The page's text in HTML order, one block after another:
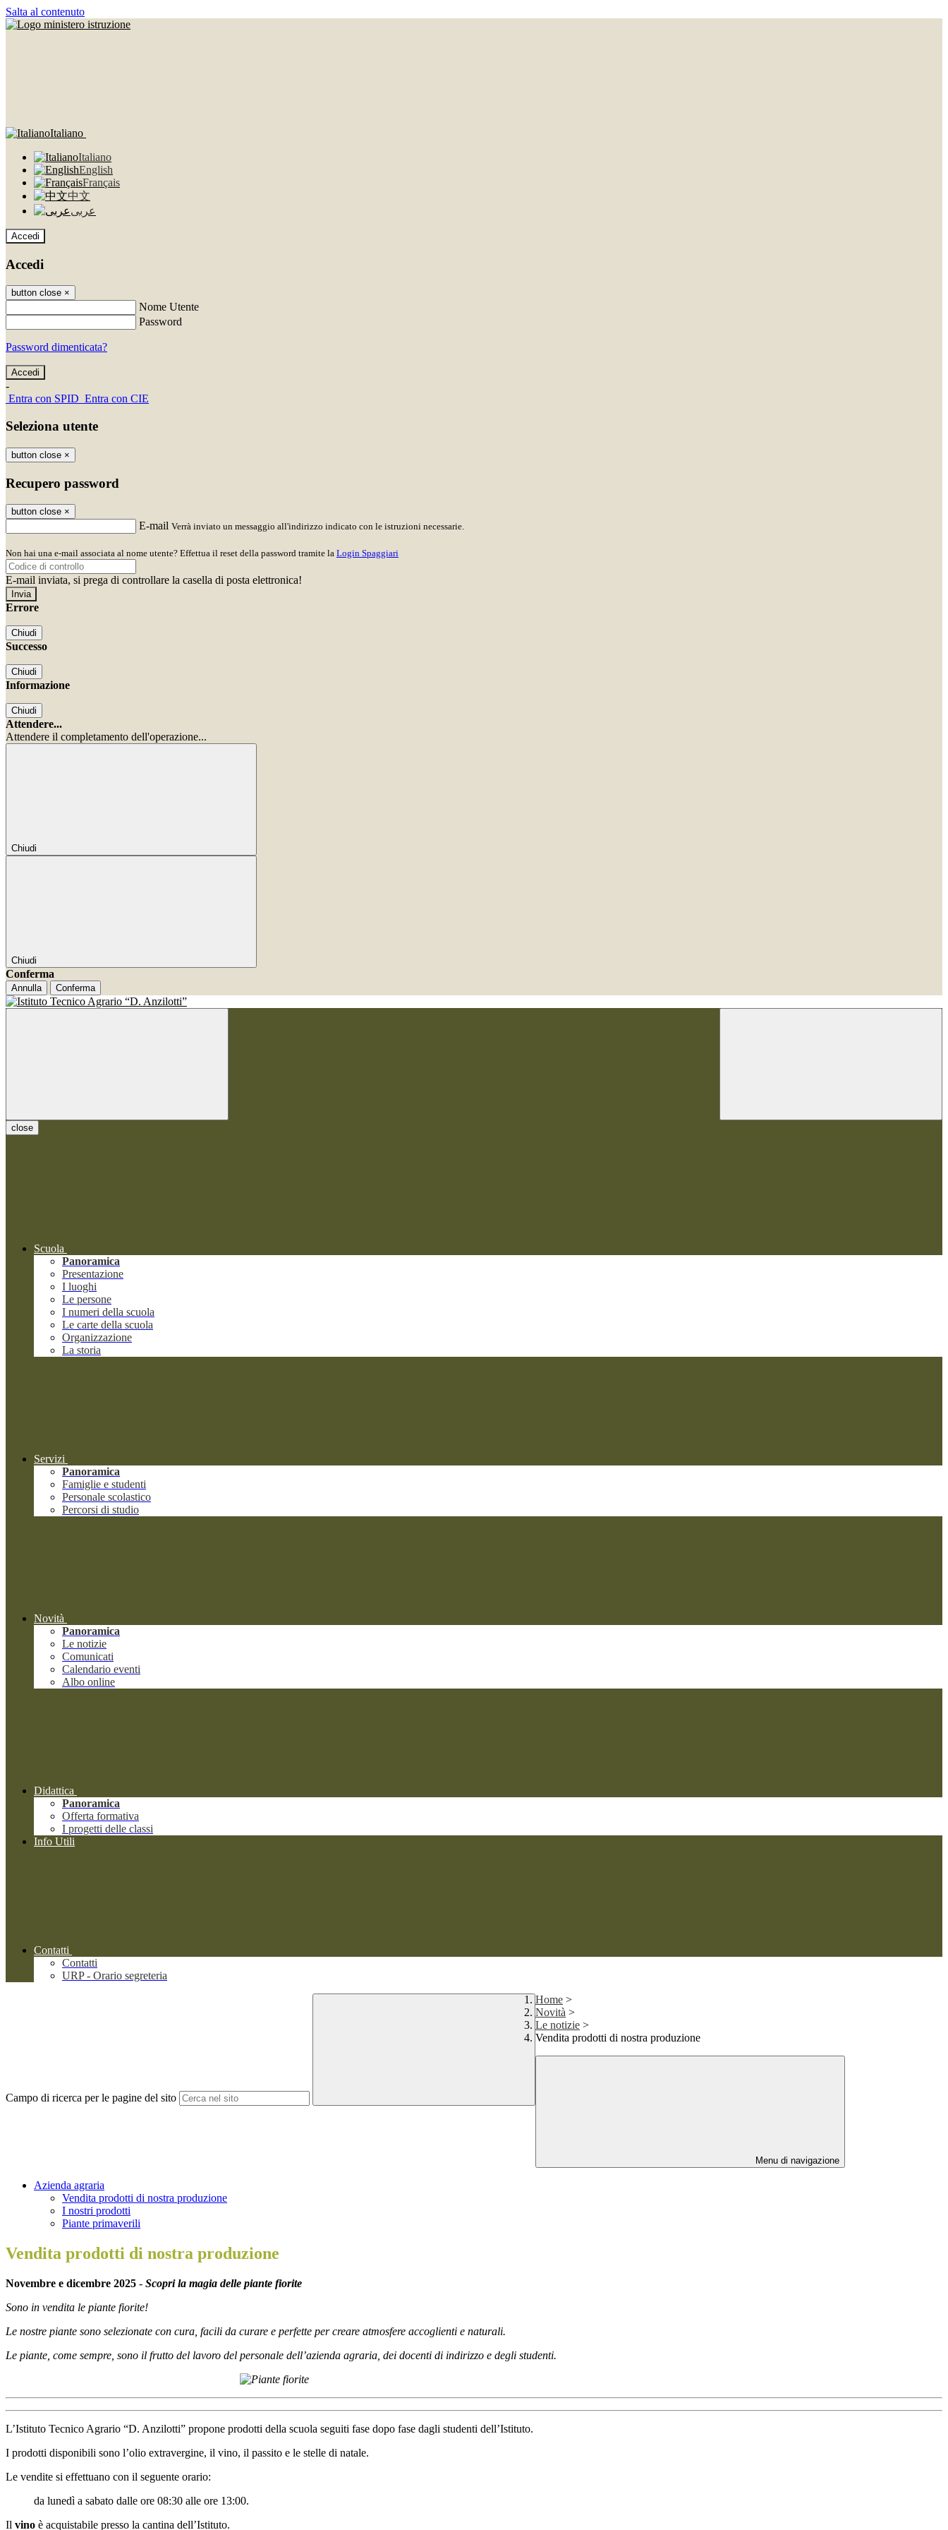
Salta al contenuto
Italiano
Italiano
English
Français
中文
عربى
Accedi
Accedi
button close ×
Nome Utente
Password
Password dimenticata?
-
Entra con SPID Entra con CIE
Seleziona utente
button close ×
Recupero password
button close ×
E-mail Verrà inviato un messaggio all'indirizzo indicato con le istruzioni necessarie.
Non hai una e-mail associata al nome utente? Effettua il reset della password tramite la Login Spaggiari
E-mail inviata, si prega di controllare la casella di posta elettronica!
Errore
Chiudi
Successo
Chiudi
Informazione
Chiudi
Attendere...
Attendere il completamento dell'operazione...
Chiudi
Chiudi
Conferma
Annulla Conferma
close
Scuola
Panoramica
Presentazione
I luoghi
Le persone
I numeri della scuola
Le carte della scuola
Organizzazione
La storia
Servizi
Panoramica
Famiglie e studenti
Personale scolastico
Percorsi di studio
Novità
Panoramica
Le notizie
Comunicati
Calendario eventi
Albo online
Didattica
Panoramica
Offerta formativa
I progetti delle classi
Info Utili
Contatti
Contatti
URP - Orario segreteria
Campo di ricerca per le pagine del sito
Home >
Novità >
Le notizie >
Vendita prodotti di nostra produzione
Menu di navigazione
Azienda agraria
Vendita prodotti di nostra produzione
I nostri prodotti
Piante primaverili
Vendita prodotti di nostra produzione
Novembre e dicembre 2025 - Scopri la magia delle piante fiorite
Sono in vendita le piante fiorite!
Le nostre piante sono selezionate con cura, facili da curare e perfette per creare atmosfere accoglienti e naturali.
Le piante, come sempre, sono il frutto del lavoro del personale dell’azienda agraria, dei docenti di indirizzo e degli studenti.
L’Istituto Tecnico Agrario “D. Anzilotti” propone prodotti della scuola seguiti fase dopo fase dagli studenti dell’Istituto.
I prodotti disponibili sono l’olio extravergine, il vino, il passito e le stelle di natale.
Le vendite si effettuano con il seguente orario:
da lunedì a sabato dalle ore 08:30 alle ore 13:00.
Il vino è acquistabile presso la cantina dell’Istituto.